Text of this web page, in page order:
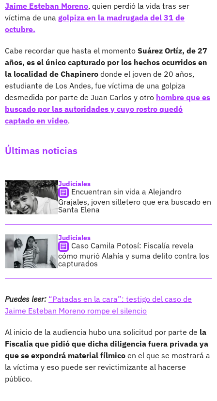
Jaime Esteban Moreno, quien perdió la vida tras ser
víctima de una golpiza en la madrugada del 31 de
octubre.
Cabe recordar que hasta el momento Suárez Ortíz, de 27
años, es el único capturado por los hechos ocurridos en
la localidad de Chapinero donde el joven de 20 años,
estudiante de Los Andes, fue víctima de una golpiza
desmedida por parte de Juan Carlos y otro hombre que es
buscado por las autoridades y cuyo rostro quedó
captado en video.
Últimas noticias
Judiciales
Encuentran sin vida a Alejandro
Grajales, joven silletero que era buscado en
Santa Elena
Judiciales
Caso Camila Potosí: Fiscalía revela
cómo murió Alahía y suma delito contra los
capturados
Puedes leer: “Patadas en la cara”: testigo del caso de
Jaime Esteban Moreno rompe el silencio
Al inicio de la audiencia hubo una solicitud por parte de la
Fiscalía que pidió que dicha diligencia fuera privada ya
que se expondrá material fílmico en el que se mostrará a
la víctima y eso puede ser revictimizante al hacerse
público.